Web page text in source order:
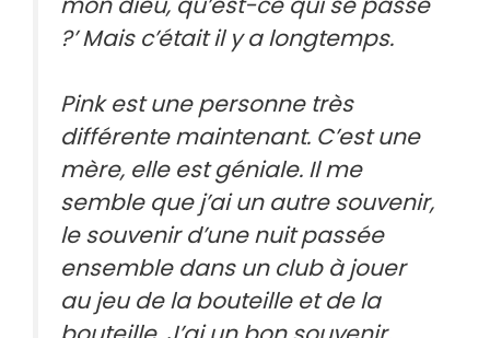
?’ Mais c’était il y a longtemps.
Pink est une personne très
différente maintenant. C’est une
mère, elle est géniale. Il me
semble que j’ai un autre souvenir,
le souvenir d’une nuit passée
ensemble dans un club à jouer
au jeu de la bouteille et de la